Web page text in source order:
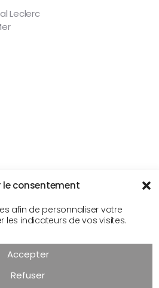
le consentement
afin de personnaliser votre
les indicateurs de vos visites.
Accepter
Refuser
Leclerc
& fils 2026
Confidentialité
:COMDZ.FR